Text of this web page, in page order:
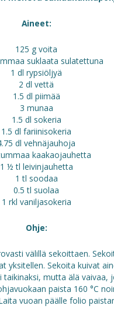
Aineet:
125 g voita
suklaata sulatettuna
1 dl rypsiöljyä
2 dl vettä
1.5 dl piimää
3 munaa
1.5 dl sokeria
1.5 dl fariinisokeria
dl vehnäjauhoja
kaakaojauhetta
1 ½ tl leivinjauhetta
1 tl soodaa
0.5 tl suolaa
1 rkl vaniljasokeria
Ohje:
välillä sekoittaen.
yksitellen. Sekoita kuivat
mutta älä vaivaa,
paista 160 °C
vuoan päälle folio